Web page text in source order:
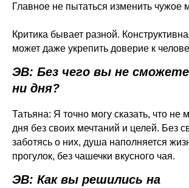
Главное не пытаться изменить чужое
Критика бывает разной.
может даже укрепить доверие к
ЭВ: Без чего вы не
ни дня?
Татьяна: Я точно могу сказать, что не
дня без своих мечтаний и целей. Без
заботясь о них, душа наполняется
прогулок, без чашечки вкусного чая.
ЭВ: Как вы решились на